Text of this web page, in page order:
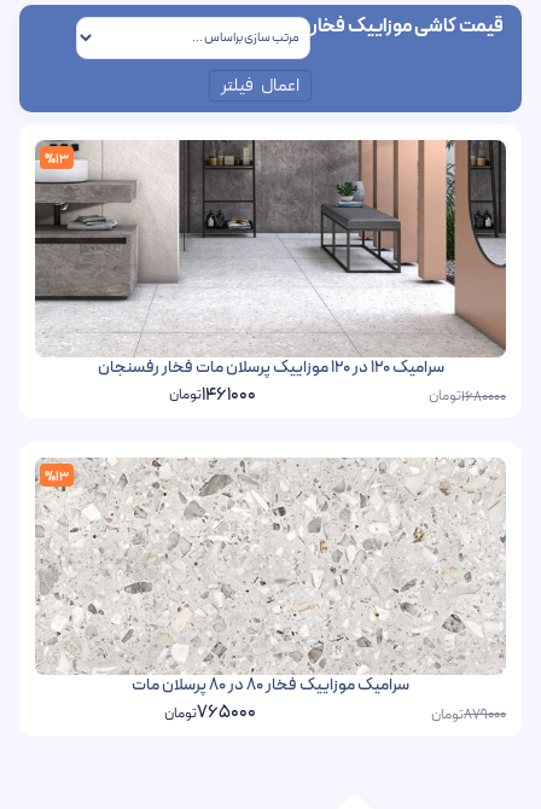
قیمت کاشی موزاییک فخار
اعمال فیلتر
%13
سرامیک 120 در 120 موزاییک پرسلان مات فخار رفسنجان
1680000تومان 1461000تومان
%13
سرامیک موزاییک فخار 80 در 80 پرسلان مات
879000تومان 765000تومان